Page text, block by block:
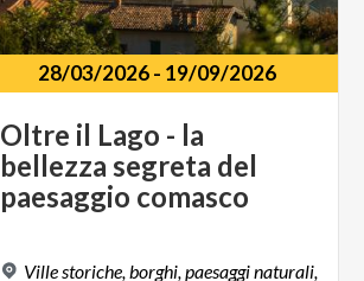
28/03/2026- 19/09/2026
Oltre il Lago - la
bellezza segreta del
paesaggio comasco
Ville storiche, borghi, paesaggi naturali,